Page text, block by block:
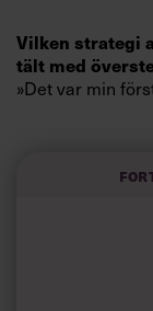
Vilken strategi
tält med
»Det var min
Alla är vi
botten i dig, är
utgångspunkt
Hillary Clinton